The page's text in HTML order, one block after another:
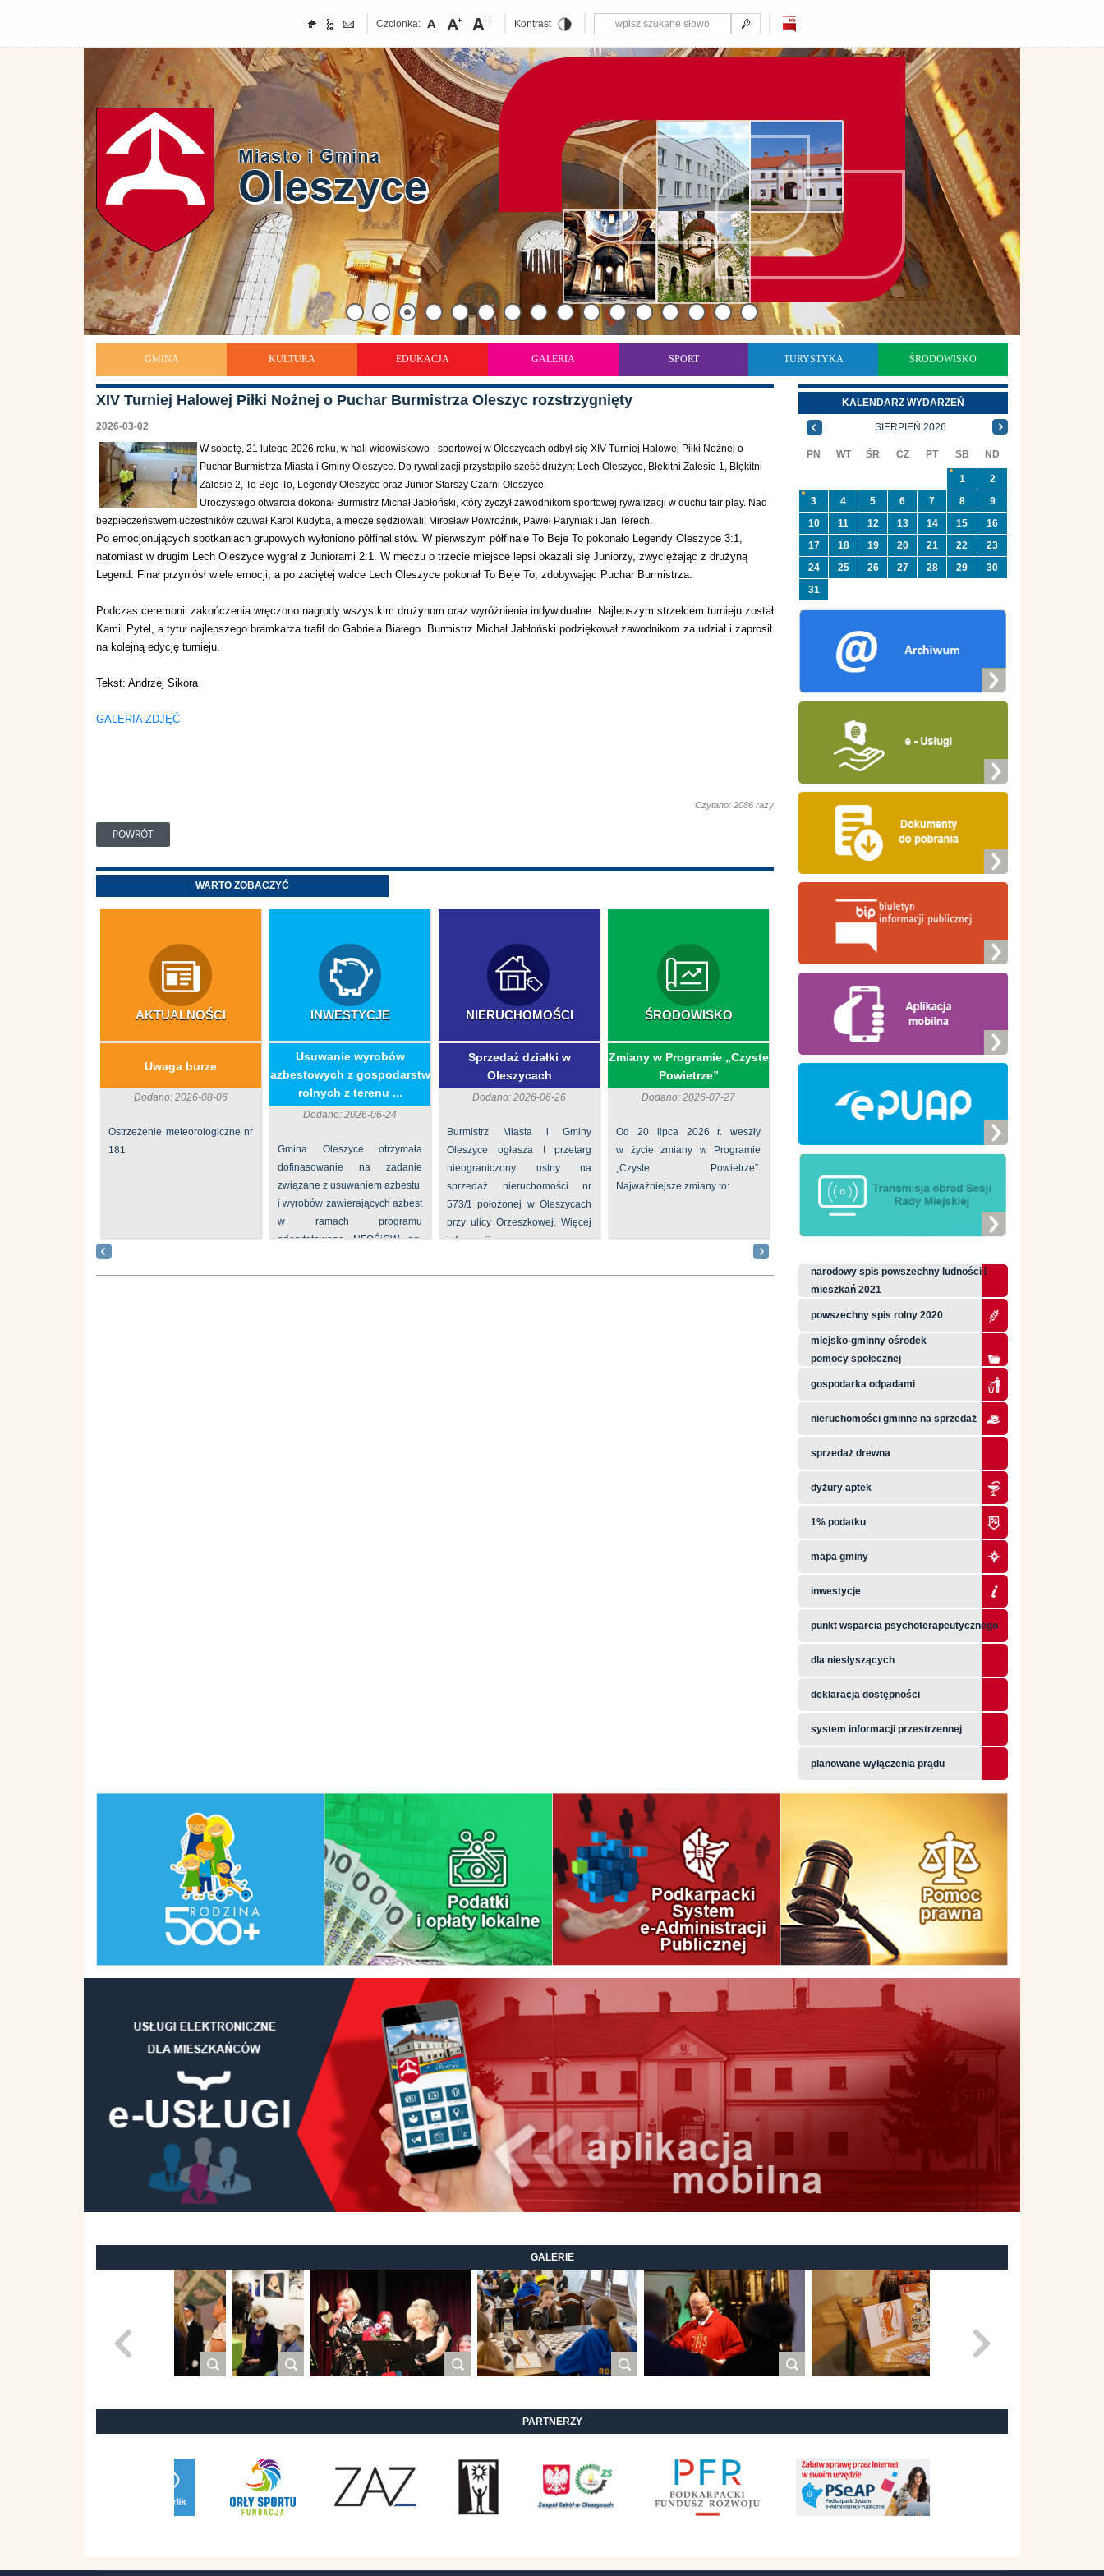
Czcionka: Kontrast
GMINA KULTURA EDUKACJA GALERIA SPORT TURYSTYKA ŚRODOWISKO
XIV Turniej Halowej Piłki Nożnej o Puchar Burmistrza Oleszyc rozstrzygnięty
2026-03-02
W sobotę, 21 lutego 2026 roku, w hali widowiskowo - sportowej w Oleszycach odbył się XIV Turniej Halowej Piłki Nożnej o
Puchar Burmistrza Miasta i Gminy Oleszyce. Do rywalizacji przystąpiło sześć drużyn: Lech Oleszyce, Błękitni Zalesie 1, Błękitni
Zalesie 2, To Beje To, Legendy Oleszyce oraz Junior Starszy Czarni Oleszyce.
Uroczystego otwarcia dokonał Burmistrz Michał Jabłoński, który życzył zawodnikom sportowej rywalizacji w duchu fair play. Nad
bezpieczeństwem uczestników czuwał Karol Kudyba, a mecze sędziowali: Mirosław Powroźnik, Paweł Paryniak i Jan Terech.
Po emocjonujących spotkaniach grupowych wyłoniono półfinalistów. W pierwszym półfinale To Beje To pokonało Legendy Oleszyce 3:1,
natomiast w drugim Lech Oleszyce wygrał z Juniorami 2:1. W meczu o trzecie miejsce lepsi okazali się Juniorzy, zwyciężając z drużyną
Legend. Finał przyniósł wiele emocji, a po zaciętej walce Lech Oleszyce pokonał To Beje To, zdobywając Puchar Burmistrza.
Podczas ceremonii zakończenia wręczono nagrody wszystkim drużynom oraz wyróżnienia indywidualne. Najlepszym strzelcem turnieju został
Kamil Pytel, a tytuł najlepszego bramkarza trafił do Gabriela Białego. Burmistrz Michał Jabłoński podziękował zawodnikom za udział i zaprosił
na kolejną edycję turnieju.
Tekst: Andrzej Sikora
GALERIA ZDJĘĆ
Czytano: 2086 razy
POWRÓT
WARTO ZOBACZYĆ
AKTUALNOŚCI
Uwaga burze
Dodano: 2026-08-06
Ostrzeżenie meteorologiczne nr
181
INWESTYCJE
​Usuwanie wyrobów
azbestowych z gospodarstw
rolnych z terenu ...
Dodano: 2026-06-24
Gmina Oleszyce otrzymała
dofinasowanie na zadanie
związane z usuwaniem azbestu
i wyrobów zawierających azbest
w ramach programu
priorytetowego NFOŚiGW pn.
NIERUCHOMOŚCI
Sprzedaż działki w
Oleszycach
Dodano: 2026-06-26
Burmistrz Miasta i Gminy
Oleszyce ogłasza I przetarg
nieograniczony ustny na
sprzedaż nieruchomości nr
573/1 położonej w Oleszycach
przy ulicy Orzeszkowej. Więcej
informacji ...
ŚRODOWISKO
Zmiany w Programie „Czyste
Powietrze”
Dodano: 2026-07-27
Od 20 lipca 2026 r. weszły
w życie zmiany w Programie
„Czyste Powietrze”.
Najważniejsze zmiany to:
KALENDARZ WYDARZEŃ
SIERPIEŃ 2026
PN WT ŚR CZ PT SB ND
1
2
3
4 5 6 7 8
9
10
11 12 13 14 15
16
17
18 19 20 21 22
23
24
25 26 27 28 29
30
31
narodowy spis powszechny ludności i
mieszkań 2021
powszechny spis rolny 2020
miejsko-gminny ośrodek
pomocy społecznej
gospodarka odpadami
nieruchomości gminne na sprzedaż
sprzedaż drewna
dyżury aptek
1% podatku
mapa gminy
inwestycje
punkt wsparcia psychoterapeutycznego
dla niesłyszących
deklaracja dostępności
system informacji przestrzennej
planowane wyłączenia prądu
GALERIE
PARTNERZY